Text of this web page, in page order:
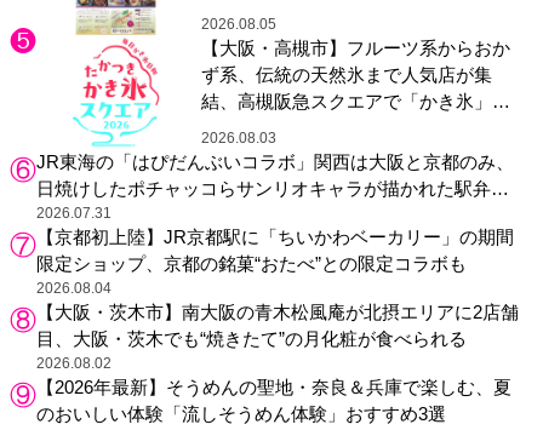
2026.08.05
【大阪・高槻市】フルーツ系からおか
ず系、伝統の天然氷まで人気店が集
結、高槻阪急スクエアで「かき氷」祭
り
2026.08.03
JR東海の「はぴだんぶいコラボ」関西は大阪と京都のみ、
日焼けしたポチャッコらサンリオキャラが描かれた駅弁や
グッズが登場
2026.07.31
【京都初上陸】JR京都駅に「ちいかわベーカリー」の期間
限定ショップ、京都の銘菓“おたべ”との限定コラボも
2026.08.04
【大阪・茨木市】南大阪の青木松風庵が北摂エリアに2店舗
目、大阪・茨木でも“焼きたて”の月化粧が食べられる
2026.08.02
【2026年最新】そうめんの聖地・奈良＆兵庫で楽しむ、夏
のおいしい体験「流しそうめん体験」おすすめ3選